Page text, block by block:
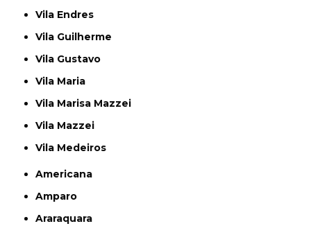
Vila Endres
Vila Guilherme
Vila Gustavo
Vila Maria
Vila Marisa Mazzei
Vila Mazzei
Vila Medeiros
Americana
Amparo
Araraquara